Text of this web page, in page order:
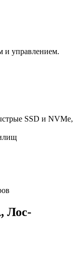
и управлением.
SSD и NVMe,
Лос-